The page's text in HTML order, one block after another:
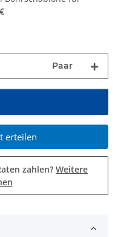
€
Paar
erteilen
zahlen? Weitere